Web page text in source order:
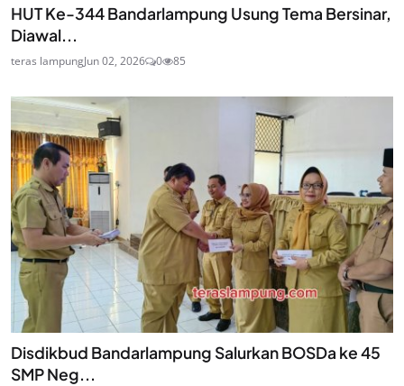
HUT Ke-344 Bandarlampung Usung Tema Bersinar,
Diawal...
teras lampungJun 02, 2026 0 85
Disdikbud Bandarlampung Salurkan BOSDa ke 45
SMP Neg...